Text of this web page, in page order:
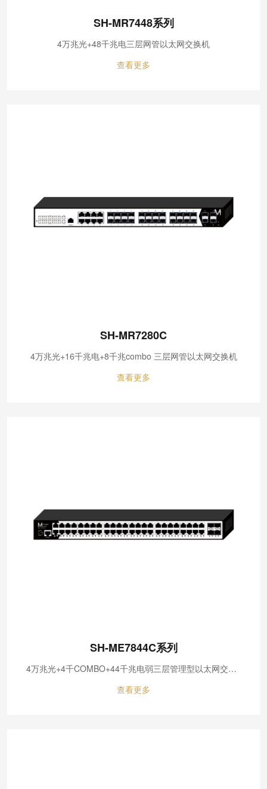
SH-MR7448系列
4万兆光+48千兆电三层网管以太网交换机
查看更多
SH-MR7280C
4万兆光+16千兆电+8千兆combo 三层网管以太网交换机
查看更多
SH-ME7844C系列
4万兆光+4千COMBO+44千兆电弱三层管理型以太网交换机
查看更多